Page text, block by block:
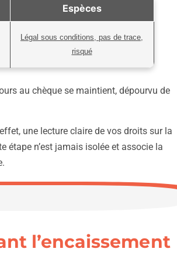
Espèces
Légal sous conditions, pas de trace,
risqué
au chèque se maintient, dépourvu de
une lecture claire de vos droits sur la
étape n’est jamais isolée et associe la
l’encaissement